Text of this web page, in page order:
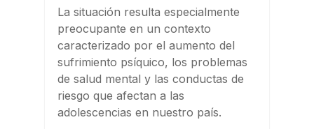
La situación resulta especialmente
preocupante en un contexto
caracterizado por el aumento del
sufrimiento psíquico, los problemas
de salud mental y las conductas de
riesgo que afectan a las
adolescencias en nuestro país.